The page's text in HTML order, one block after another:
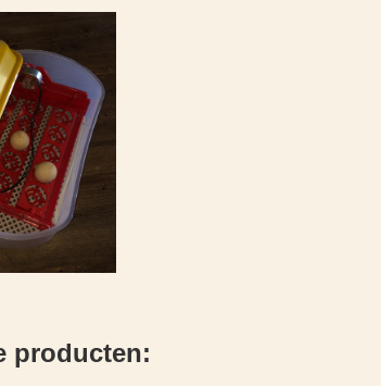
producten: